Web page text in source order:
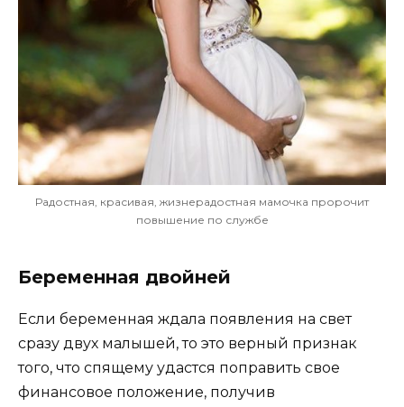
Радостная, красивая, жизнерадостная мамочка пророчит
повышение по службе
Беременная двойней
Если беременная ждала появления на свет
сразу двух малышей, то это верный признак
того, что спящему удастся поправить свое
финансовое положение, получив